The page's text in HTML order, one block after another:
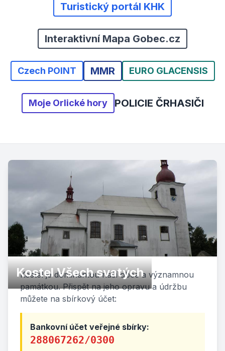
Turistický portál KHK
Interaktivní Mapa Gobec.cz
Czech POINT MMR EURO GLACENSIS
Moje Orlické hory POLICIE ČRHASIČI
Kostel Všech svatých
Kostel je dominantou naší obce a významnou
památkou. Přispět na jeho opravu a údržbu
můžete na sbírkový účet:
Bankovní účet veřejné sbírky:
288067262/0300